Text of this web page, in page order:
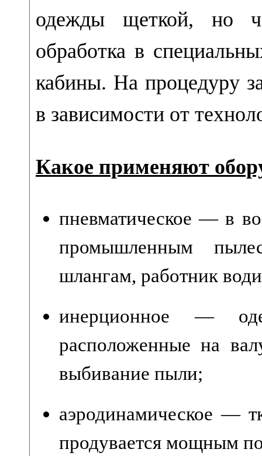
одежды щеткой, но
обработка в
кабины. На процедуру
в зависимости от
Какое применяют
пневматическое — в
промышленным
шлангам, работник
инерционное —
расположенные на
выбивание пыли;
аэродинамическое —
продувается мощным